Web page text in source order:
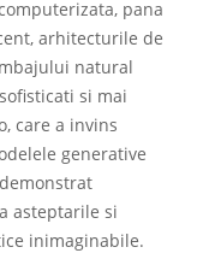
pana
arhitecturile de
natural
si mai
care a invins
generative
asteptarile si
inimaginabile.